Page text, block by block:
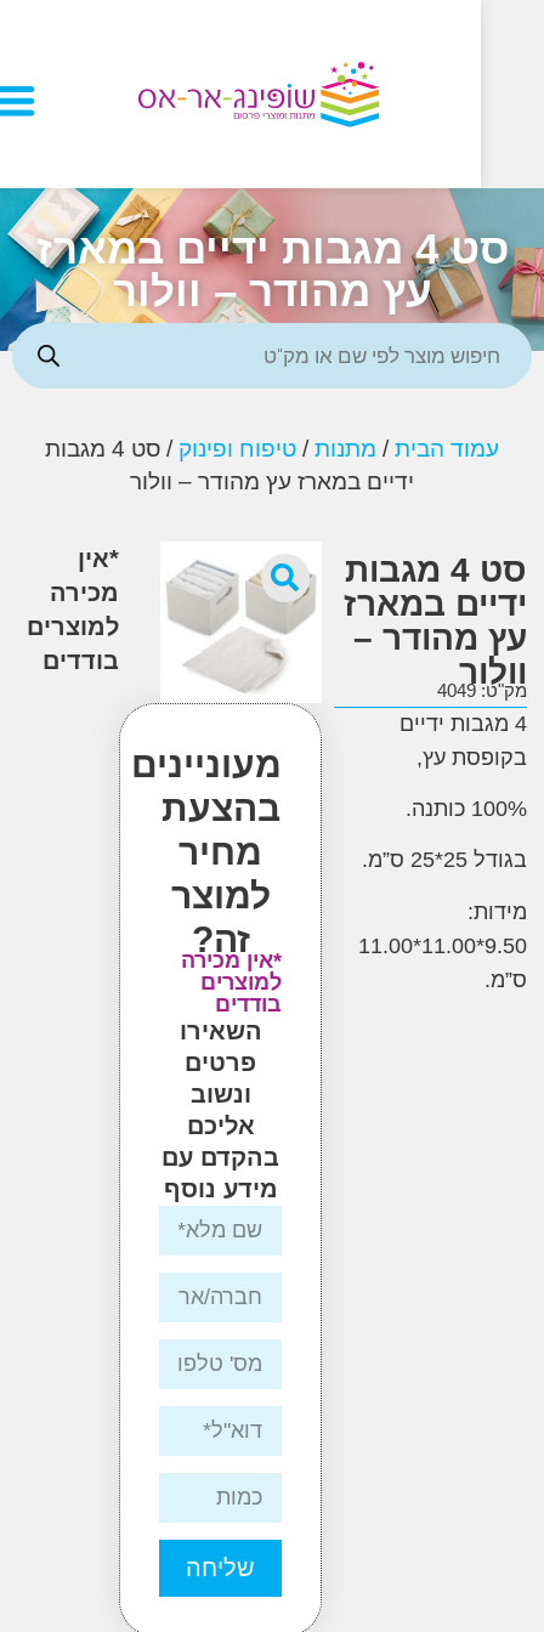
סט 4 מגבות ידיים במארז
עץ מהודר – וולור
הבית/מתנות /טיפוח ופינוק
/ סט 4 מגבות
ידיים במארז עץ מהודר – וולור
סט 4 מגבות
במארז
–
ידיים
עץ,
כותנה.
.
9.50*11.00*11.00
מעוניינים
בהצעת
מחיר
למוצר
*אין מכירה
למוצרים
בודדים
השאירו
פרטים
אליכם
בהקדם עם
מידע נוסף
שליחה
מכירה
למוצרים
בודדים